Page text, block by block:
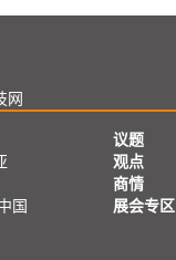
网
国
议题
观点
商情
展会专区